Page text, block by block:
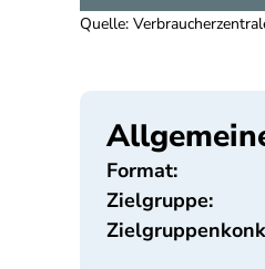
Quelle:
Format:
Zielgruppe: